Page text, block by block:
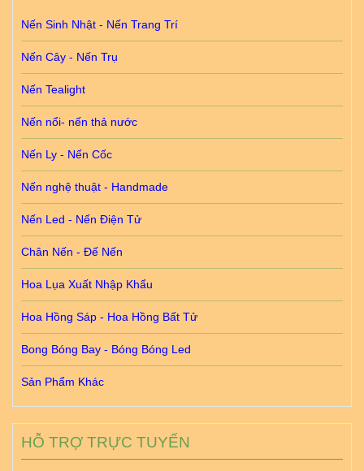
Nến Sinh Nhật - Nến Trang Trí
Nến Cây - Nến Trụ
Nến Tealight
Nến nổi- nến thả nước
Nến Ly - Nến Cốc
Nến nghệ thuật - Handmade
Nến Led - Nến Điện Tử
Chân Nến - Đế Nến
Hoa Lụa Xuất Nhập Khẩu
Hoa Hồng Sáp - Hoa Hồng Bất Tử
Bong Bóng Bay - Bóng Bóng Led
Sản Phẩm Khác
HỖ TRỢ TRỰC TUYẾN